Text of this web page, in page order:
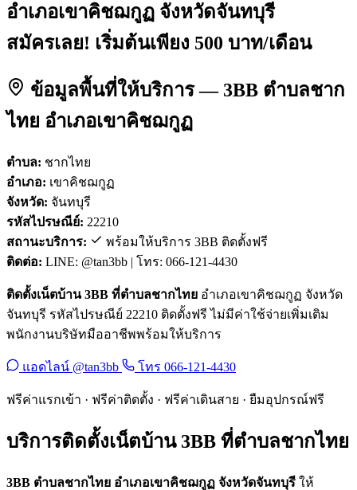
อำเภอเขาคิชฌกูฏ จังหวัดจันทบุรี
สมัครเลย! เริ่มต้นเพียง 500 บาท/เดือน
ข้อมูลพื้นที่ให้บริการ — 3BB ตำบลชาก
ไทย อำเภอเขาคิชฌกูฏ
ตำบล: ชากไทย
อำเภอ: เขาคิชฌกูฏ
จังหวัด: จันทบุรี
รหัสไปรษณีย์: 22210
สถานะบริการ:
พร้อมให้บริการ 3BB ติดตั้งฟรี
ติดต่อ: LINE: @tan3bb | โทร: 066-121-4430
ติดตั้งเน็ตบ้าน 3BB ที่ตำบลชากไทย อำเภอเขาคิชฌกูฏ จังหวัด
จันทบุรี รหัสไปรษณีย์ 22210 ติดตั้งฟรี ไม่มีค่าใช้จ่ายเพิ่มเติม
พนักงานบริษัทมืออาชีพพร้อมให้บริการ
แอดไลน์ @tan3bb โทร 066-121-4430
ฟรีค่าแรกเข้า · ฟรีค่าติดตั้ง · ฟรีค่าเดินสาย · ยืมอุปกรณ์ฟรี
บริการติดตั้งเน็ตบ้าน 3BB ที่ตำบลชากไทย
3BB ตำบลชากไทย อำเภอเขาคิชฌกูฏ จังหวัดจันทบุรี ให้